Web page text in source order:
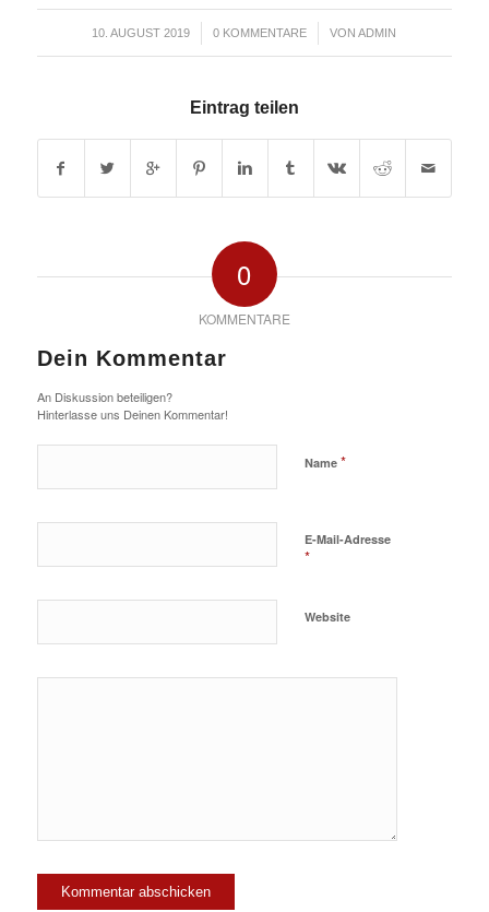
10. AUGUST 2019
/ 0 KOMMENTARE
/ VONADMIN
Eintrag teilen
0
KOMMENTARE
Dein Kommentar
An Diskussion beteiligen?
Hinterlasse uns Deinen Kommentar!
Name *
E-Mail-Adresse
*
Website